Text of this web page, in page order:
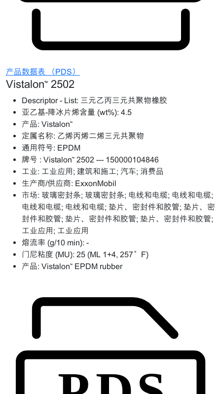
产品数据表 （PDS）
Vistalon™ 2502
Descriptor - List: 三元乙丙三元共聚物橡胶
亚乙基-降冰片烯含量 (wt%): 4.5
产品: Vistalon™
定属名称: 乙烯丙烯二烯三元共聚物
通用符号: EPDM
牌号 : Vistalon™ 2502 --- 150000104846
工业: 工业应用; 建筑和施工; 汽车; 消费品
生产商/供应商: ExxonMobil
市场: 玻璃密封条; 玻璃密封条; 电线和电缆; 电线和电缆;
电线和电缆; 电线和电缆; 垫片、密封件和胶管; 垫片、密
封件和胶管; 垫片、密封件和胶管; 垫片、密封件和胶管;
工业应用; 工业应用
熔流率 (g/10 min): -
门尼粘度 (MU): 25 (ML 1+4, 257°F)
产品: Vistalon™ EPDM rubber